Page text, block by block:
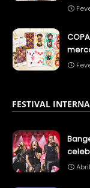
FESTIVAL